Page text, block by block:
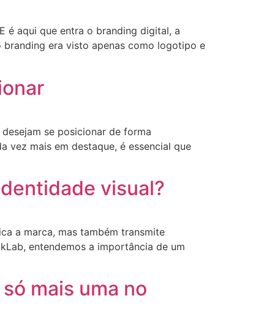
é aqui que entra o branding digital, a
branding era visto apenas como logotipo e
se posicionar de forma
vez mais em destaque, é essencial que
visual?
a marca, mas também transmite
entendemos a importância de um
mais uma no